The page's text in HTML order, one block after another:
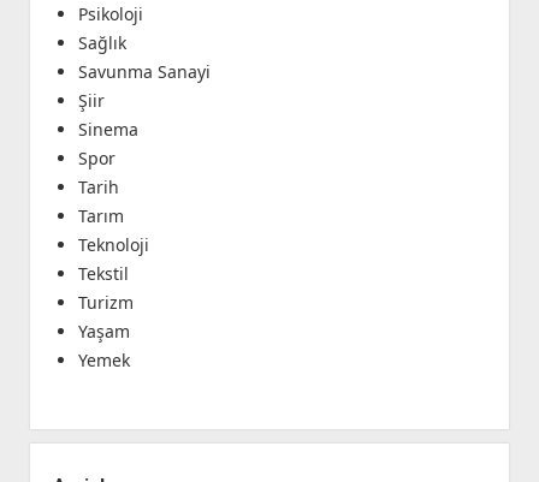
Psikoloji
Sağlık
Savunma Sanayi
Şiir
Sinema
Spor
Tarih
Tarım
Teknoloji
Tekstil
Turizm
Yaşam
Yemek